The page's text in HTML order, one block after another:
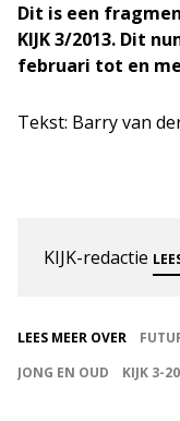
Dit is een
KIJK 3/2013. Dit
februari tot en
Tekst: Barry van
KIJK-redactie
LEES MEER OVER
JONG EN OUD
KIJK 3-